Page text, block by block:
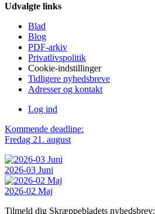
Udvalgte links
Blad
Blog
PDF-arkiv
Privatlivspolitik
Cookie-indstillinger
Tidligere nyhedsbreve
Adresser og kontakt
Log ind
Kommende deadline:
Fredag 21. august
2026-03 Juni
2026-02 Maj
Tilmeld dig Skræppebladets nyhedsbrev: